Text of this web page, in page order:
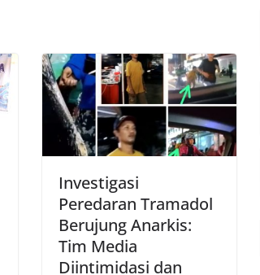
Investigasi
Peredaran Tramadol
Berujung Anarkis:
Tim Media
Diintimidasi dan